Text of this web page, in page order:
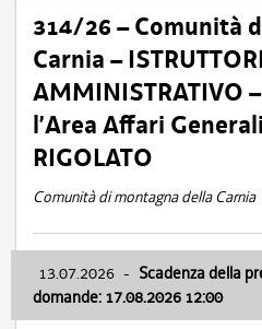
314/26 – Comunità
Carnia –
AMMINISTRATIVO
l’Area Affari
RIGOLATO
Comunità di montagna della Carnia
13.07.2026 - Scadenza della
domande: 17.08.2026 12:00